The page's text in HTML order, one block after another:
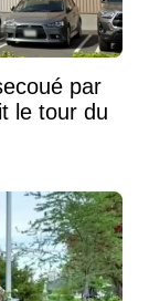
par
le tour du